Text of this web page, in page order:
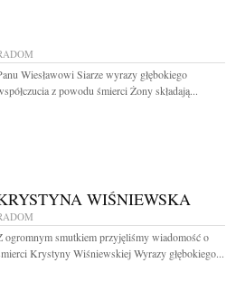
Wiesławowi Siarze wyrazy głębokiego
z powodu śmierci Żony składają...
WIŚNIEWSKA
ogromnym smutkiem przyjęliśmy wiadomość o
Krystyny Wiśniewskiej Wyrazy głębokiego...